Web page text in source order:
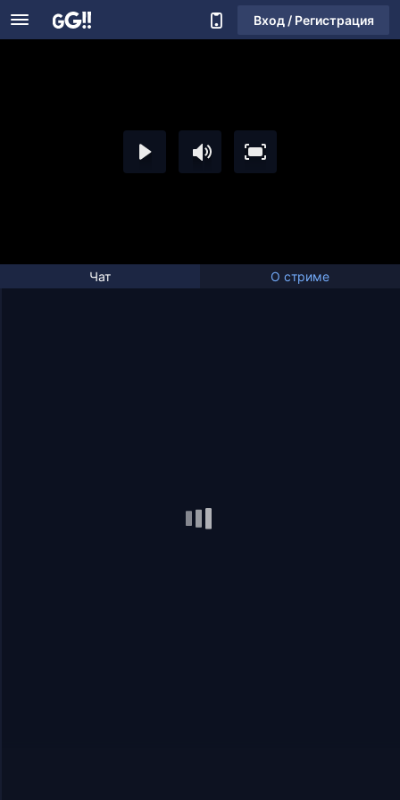
Вход / Регистрация
Чат О стриме